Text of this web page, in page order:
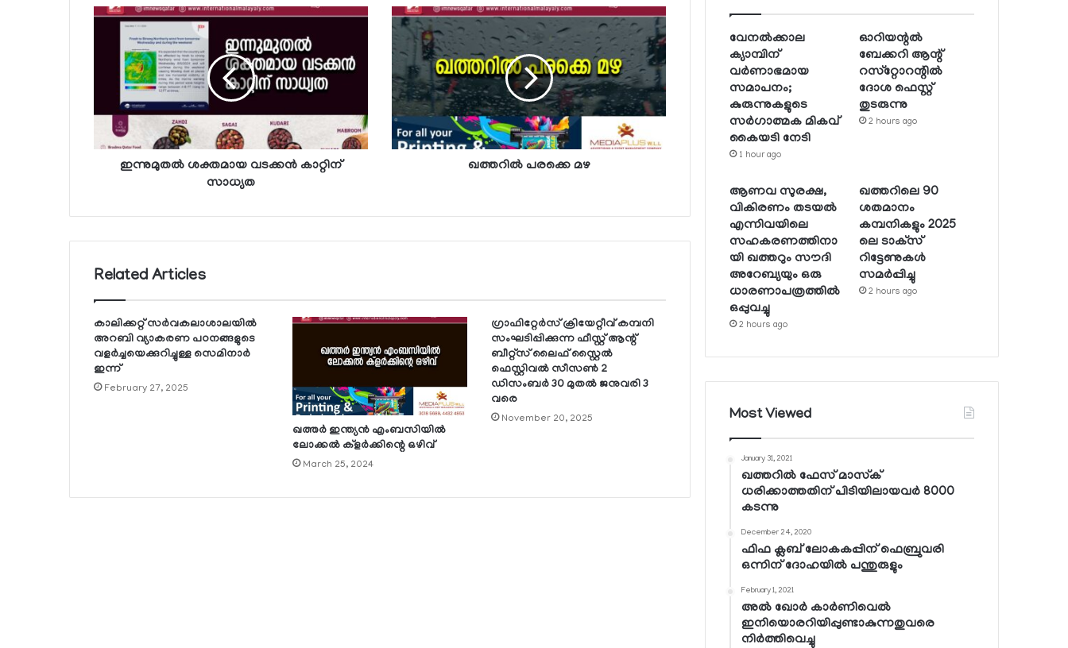
ഇന്നുമുതല്‍ ശക്തമായ വടക്കന്‍ കാറ്റിന്
സാധ്യത
ഖത്തറില്‍ പരക്കെ മഴ
Related Articles
കാലിക്കറ്റ് സര്‍വകലാശാലയില്‍
അറബി വ്യാകരണ പഠനങ്ങളുടെ
വളര്‍ച്ചയെക്കുറിച്ചുള്ള സെമിനാര്‍
ഇന്ന്
February 27, 2025
ഖത്തര്‍ ഇന്ത്യന്‍ എംബസിയില്‍
ലോക്കല്‍ ക്‌ളര്‍ക്കിന്റെ ഒഴിവ്
March 25, 2024
ഗ്രാഫിറ്റേര്‍സ് ക്രിയേറ്റീവ് കമ്പനി
സംഘടിപ്പിക്കുന്ന ഫീസ്റ്റ് ആന്റ്
ബീറ്റ്‌സ് ലൈഫ് സ്റ്റൈല്‍
ഫെസ്റ്റിവല്‍ സീസണ്‍ 2
ഡിസംബര്‍ 30 മുതല്‍ ജനുവരി 3
വരെ
November 20, 2025
വേനല്‍ക്കാല
ക്യാമ്പിന്
വര്‍ണാഭമായ
സമാപനം;
കുരുന്നുകളുടെ
സര്‍ഗാത്മക മികവ്
കൈയടി നേടി
1 hour ago
ഓറിയന്റല്‍
ബേക്കറി ആന്റ്
റസ്‌റ്റോറന്റില്‍
ദോശ ഫെസ്റ്റ്
തുടരുന്നു
2 hours ago
ആണവ സുരക്ഷ,
വികിരണം തടയല്‍
എന്നിവയിലെ
സഹകരണത്തിനാ
യി ഖത്തറും സൗദി
അറേബ്യയും ഒരു
ധാരണാപത്രത്തില്‍
ഒപ്പുവച്ചു
2 hours ago
ഖത്തറിലെ 90
ശതമാനം
കമ്പനികളും 2025
ലെ ടാക്‌സ്
റിട്ടേണുകള്‍
സമര്‍പ്പിച്ചു
2 hours ago
Most Viewed
January 31, 2021
ഖത്തറില്‍ ഫേസ് മാസ്‌ക്
ധരിക്കാത്തതിന് പിടിയിലായവര്‍ 8000
കടന്നു
December 24, 2020
ഫിഫ ക്ലബ് ലോകകപ്പിന് ഫെബ്രുവരി
ഒന്നിന് ദോഹയില്‍ പന്തുരുളും
February 1, 2021
അല്‍ ഖോര്‍ കാര്‍ണിവെല്‍
ഇനിയൊരറിയിപ്പുണ്ടാകുന്നതുവരെ
നിര്‍ത്തിവെച്ചു